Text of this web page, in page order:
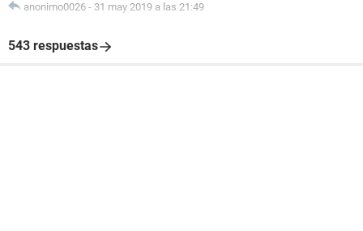
anonimo0026 - 31 may 2019 a las 21:49
543 respuestas